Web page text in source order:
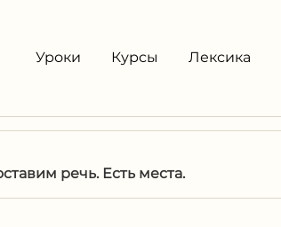
Уроки Курсы Лексика
речь. Есть места.